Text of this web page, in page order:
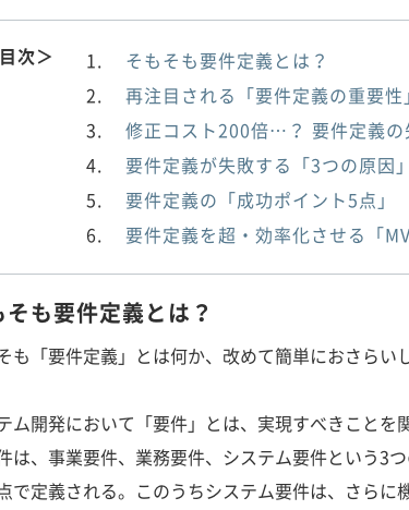
次＞
そもそも要件定義とは？
再注目される「要件定義の重要性」
修正コスト200倍…？ 要件定義の
要件定義が失敗する「3つの原因」
要件定義の「成功ポイント5点」
要件定義を超・効率化させる「
そも要件定義とは？
も「要件定義」とは何か、改めて簡単におさらい
ム開発において「要件」とは、実現すべきことを
は、事業要件、業務要件、システム要件という3
で定義される。このうちシステム要件は、さらに